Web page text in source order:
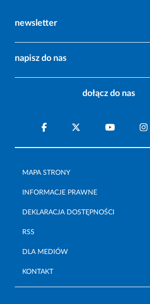
newsletter
napisz do nas
dołącz do nas
MAPA STRONY
INFORMACJE PRAWNE
DEKLARACJA DOSTĘPNOŚCI
RSS
DLA MEDIÓW
KONTAKT